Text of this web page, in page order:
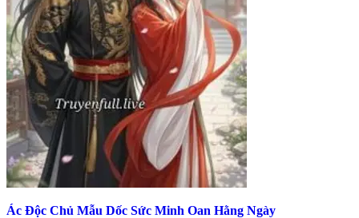
Ác Độc Chủ Mẫu Dốc Sức Minh Oan Hằng Ngày